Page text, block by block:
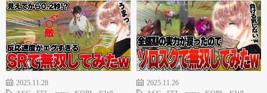
2025.11.28
2025.11.26